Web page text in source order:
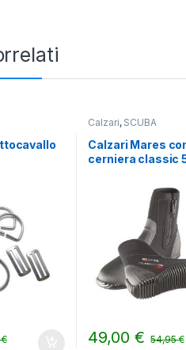
€
Calzari, SCUBA
Calzari Mares
cerniera classic
49,00 € 54,95€